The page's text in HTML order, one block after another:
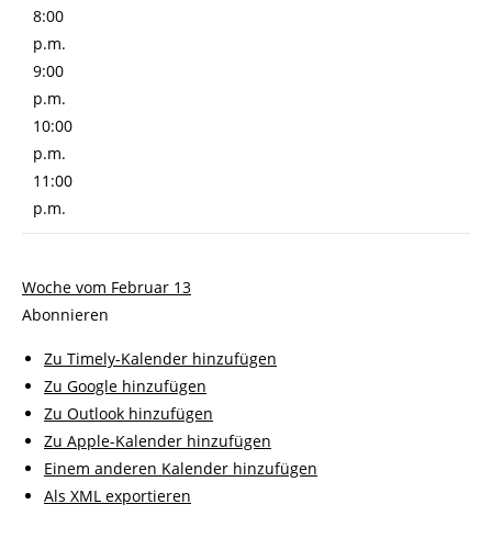
8:00
p.m.
9:00
p.m.
10:00
p.m.
11:00
p.m.
Woche vom Februar 13
Abonnieren
Zu Timely-Kalender hinzufügen
Zu Google hinzufügen
Zu Outlook hinzufügen
Zu Apple-Kalender hinzufügen
Einem anderen Kalender hinzufügen
Als XML exportieren